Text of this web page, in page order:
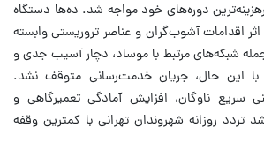
دوره‌های خود مواجه شد. ده‌ها دستگاه
اثر اقدامات آشوب‌گران و عناصر تروریستی وابسته
جمله شبکه‌های مرتبط با موساد، دچار آسیب جدی و
این حال، جریان خدمت‌رسانی متوقف نشد.
سریع ناوگان، افزایش آمادگی تعمیرگاهی و
تردد روزانه شهروندان تهرانی با کمترین وقفه